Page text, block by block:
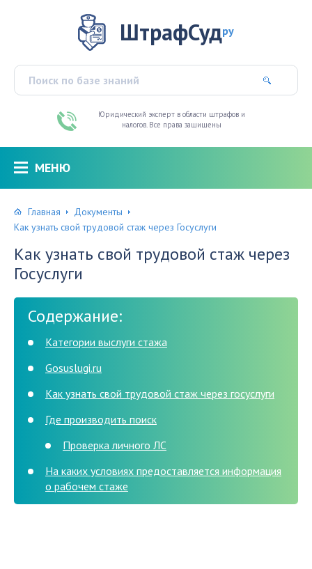
ШтрафСудру
Юридический эксперт в области штрафов и
налогов. Все права защищены
МЕНЮ
Главная
Документы
Как узнать свой трудовой стаж через Госуслуги
Как узнать свой трудовой стаж через
Госуслуги
Содержание:
Категории выслуги стажа
Gosuslugi.ru
Как узнать свой трудовой стаж через госуслуги
Где производить поиск
Проверка личного ЛС
На каких условиях предоставляется информация
о рабочем стаже